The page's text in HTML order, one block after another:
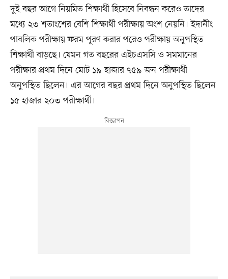
দুই বছর আগে নিয়মিত শিক্ষার্থী হিসেবে নিবন্ধন করেও তাদের
মধ্যে ২৩ শতাংশের বেশি শিক্ষার্থী পরীক্ষায় অংশ নেয়নি। ইদানীং
পাবলিক পরীক্ষায় ফরম পূরণ করার পরেও পরীক্ষায় অনুপস্থিত
শিক্ষার্থী বাড়ছে। যেমন গত বছরের এইচএসসি ও সমমানের
পরীক্ষার প্রথম দিনে মোট ১৯ হাজার ৭৫৯ জন পরীক্ষার্থী
অনুপস্থিত ছিলেন। এর আগের বছর প্রথম দিনে অনুপস্থিত ছিলেন
১৫ হাজার ২০৩ পরীক্ষার্থী।